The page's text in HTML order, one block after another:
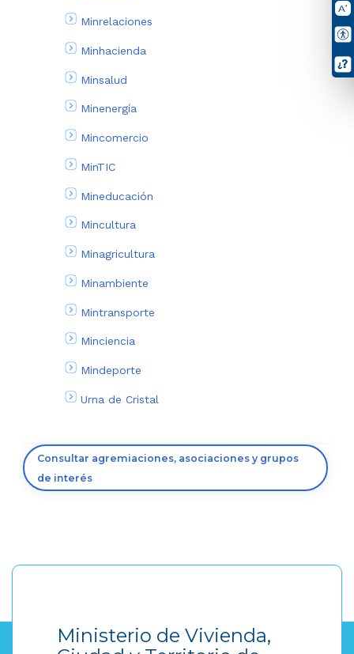
Minrelaciones
Minhacienda
Minsalud
Minenergía
Mincomercio
MinTIC
Mineducación
Mincultura
Minagricultura
Minambiente
Mintransporte
Minciencia
Mindeporte
Urna de Cristal
Consultar agremiaciones, asociaciones y grupos
de interés
Ministerio de Vivienda,